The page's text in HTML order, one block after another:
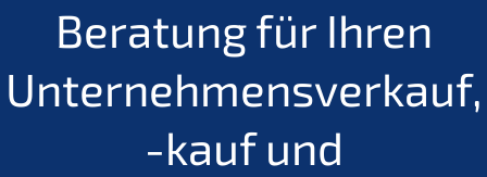
Beratung für Ihren
Unternehmensverkauf,
-kauf und